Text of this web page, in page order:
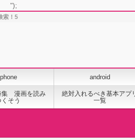
");
索！5
android
集 漫画を読み
そう
絶対入れるべき基本アプ
一覧